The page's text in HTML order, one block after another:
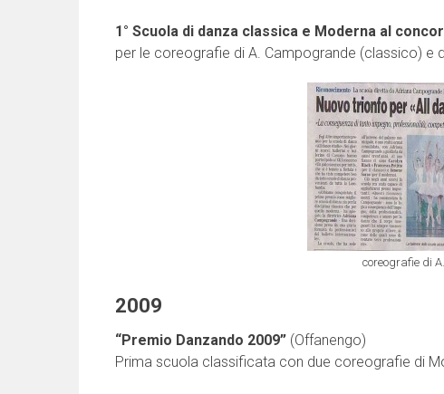
1° Scuola di danza classica e Moderna al
per le coreografie di A. Campogrande (classico) e
coreografie di
2009
“Premio Danzando 2009” (Offanengo)
Prima scuola classificata con due coreografie di